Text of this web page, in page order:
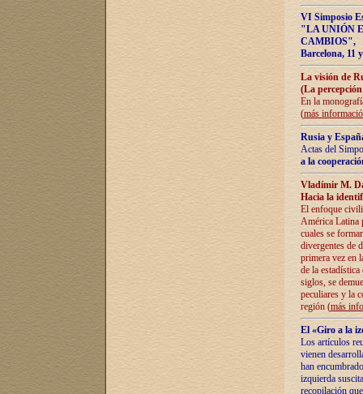
VI Simposio
"LA UNIÓN
CAMBIOS",
Barcelona, 11
La visión de
(La
En la
(más
Rusia y
Actas del
a la
Vladímir M.
Hacia la
El enfoque
América Latina
cuales se
divergentes de
primera vez en
de la
siglos, se
peculiares y la
región (más
El «Giro a la
Los artículos
vienen
han
izquierda
recopilación